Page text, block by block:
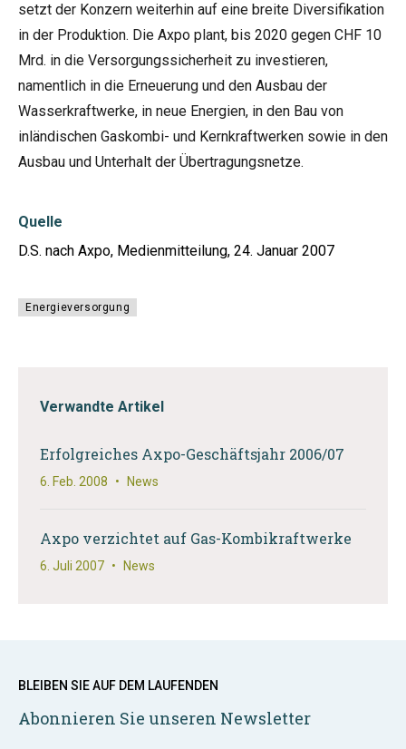
setzt der Konzern weiterhin auf eine breite Diversifikation
in der Produktion. Die Axpo plant, bis 2020 gegen CHF 10
Mrd. in die Versorgungssicherheit zu investieren,
namentlich in die Erneuerung und den Ausbau der
Wasserkraftwerke, in neue Energien, in den Bau von
inländischen Gaskombi- und Kernkraftwerken sowie in den
Ausbau und Unterhalt der Übertragungsnetze.
Quelle
D.S. nach Axpo, Medienmitteilung, 24. Januar 2007
Energieversorgung
Verwandte Artikel
Erfolgreiches Axpo-Geschäftsjahr 2006/07
6. Feb. 2008 • News
Axpo verzichtet auf Gas-Kombikraftwerke
6. Juli 2007 • News
BLEIBEN SIE AUF DEM LAUFENDEN
Abonnieren Sie unseren Newsletter